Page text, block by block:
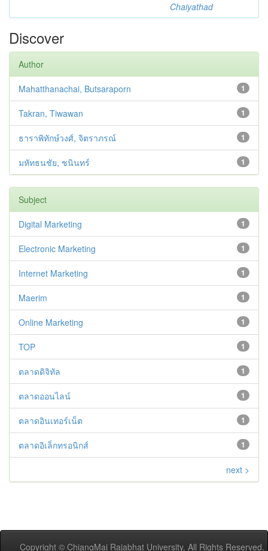
Chaiyathad
Discover
Author
1
Mahatthanachai, Butsaraporn
1
Takran, Tiwawan
1
ธาราพิทักษ์วงศ์, จิตราภรณ์
1
มหัทธนชัย, ชนินทร์
Subject
1
Digital Marketing
1
Electronic Marketing
1
Internet Marketing
1
Maerim
1
Online Marketing
1
TOP
1
ตลาดดิจิทัล
1
ตลาดออนไลน์
1
ตลาดอินเทอร์เน็ต
1
ตลาดอิเล็กทรอนิกส์
next >
Copyright © ChiangMai Rajabhat University. All Rights Reserved.